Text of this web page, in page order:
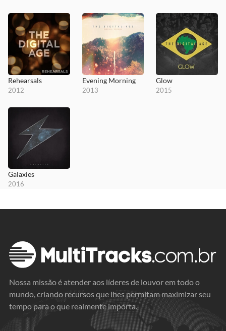
Rehearsals
2012
Evening Morning
2013
Glow
2015
Galaxies
2016
Nossa missão é atender aos líderes de louvor em todo o
mundo, criando recursos que lhes permitam maximizar seu
tempo para o que realmente importa.